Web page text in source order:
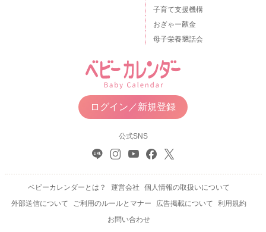
子育て支援機構
おぎゃー献金
母子栄養懇話会
ログイン／新規登録
公式SNS
ベビーカレンダーとは？ 運営会社
個人情報の取扱いについて
外部送信について
ご利用のルールとマナー 広告掲載について
利用規約
お問い合わせ